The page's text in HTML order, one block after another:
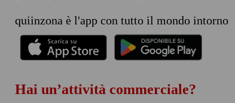
quiinzona è l'app con tutto il mondo intorno
Hai un’attività commerciale?